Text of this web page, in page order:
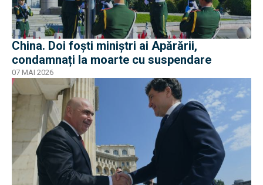
China. Doi foști miniștri ai Apărării,
condamnați la moarte cu suspendare
07 MAI 2026